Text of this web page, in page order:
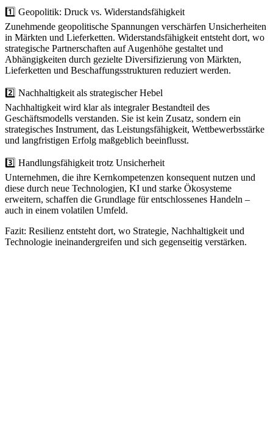
1️⃣ Geopolitik: Druck vs. Widerstandsfähigkeit
Zunehmende geopolitische Spannungen verschärfen Unsicherheiten
in Märkten und Lieferketten. Widerstandsfähigkeit entsteht dort, wo
strategische Partnerschaften auf Augenhöhe gestaltet und
Abhängigkeiten durch gezielte Diversifizierung von Märkten,
Lieferketten und Beschaffungsstrukturen reduziert werden.
2️⃣ Nachhaltigkeit als strategischer Hebel
Nachhaltigkeit wird klar als integraler Bestandteil des
Geschäftsmodells verstanden. Sie ist kein Zusatz, sondern ein
strategisches Instrument, das Leistungsfähigkeit, Wettbewerbsstärke
und langfristigen Erfolg maßgeblich beeinflusst.
3️⃣ Handlungsfähigkeit trotz Unsicherheit
Unternehmen, die ihre Kernkompetenzen konsequent nutzen und
diese durch neue Technologien, KI und starke Ökosysteme
erweitern, schaffen die Grundlage für entschlossenes Handeln –
auch in einem volatilen Umfeld.
Fazit: Resilienz entsteht dort, wo Strategie, Nachhaltigkeit und
Technologie ineinandergreifen und sich gegenseitig verstärken.